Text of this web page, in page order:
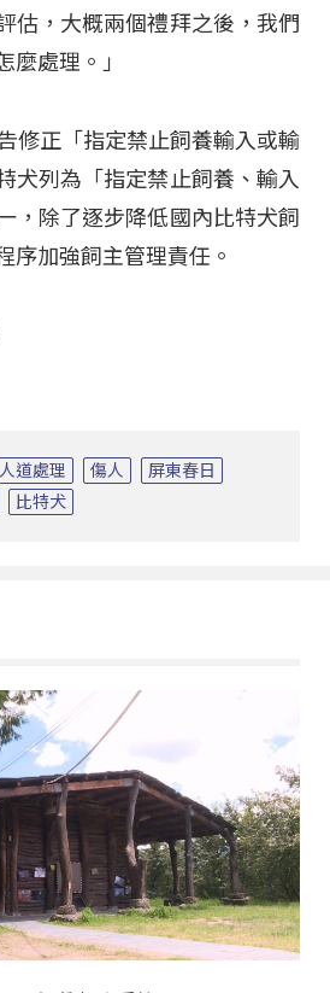
估，大概兩個禮拜之後，我們
麼處理。」
修正「指定禁止飼養輸入或輸
犬列為「指定禁止飼養、輸入
，除了逐步降低國內比特犬飼
序加強飼主管理責任。
人道處理 傷人
屏東春日
比特犬